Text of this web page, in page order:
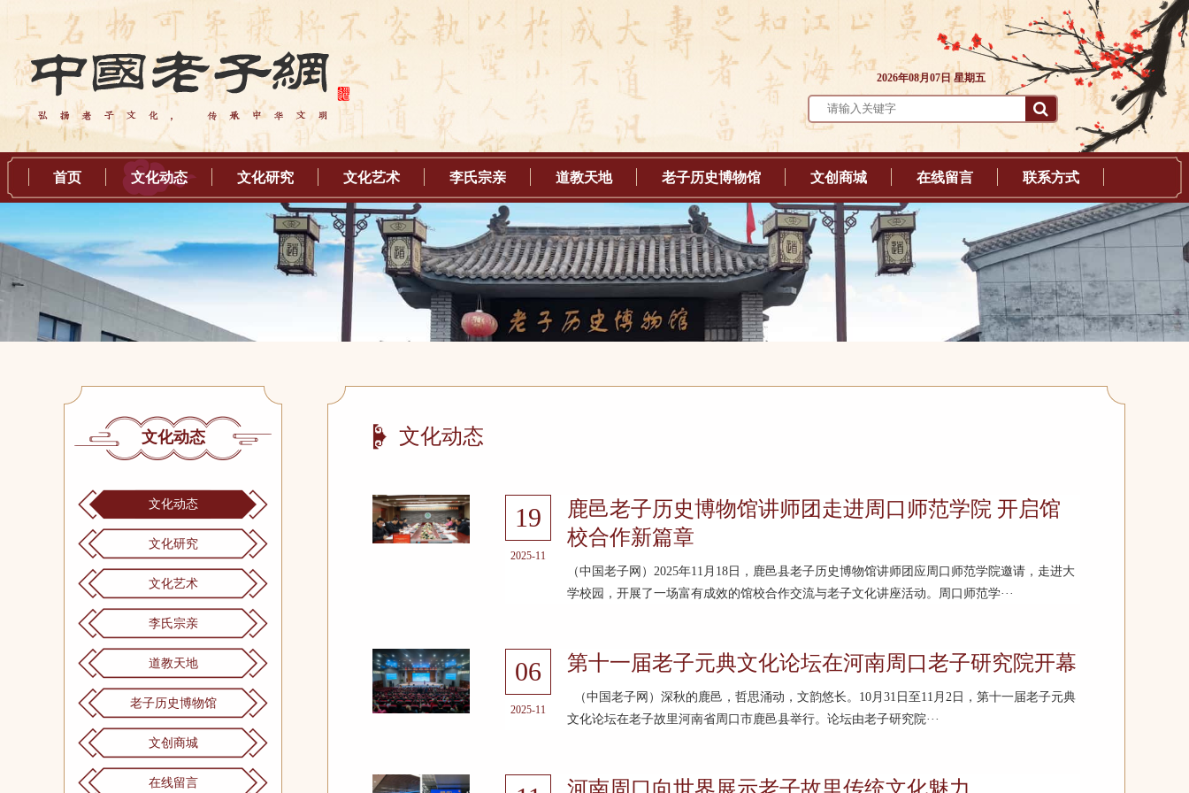
2026年08月07日 星期五
首页 文化动态 文化研究 文化艺术 李氏宗亲 道教天地 老子历史博物馆 文创商城 在线留言 联系方式
文化动态
文化动态
文化研究
文化艺术
李氏宗亲
道教天地
老子历史博物馆
文创商城
在线留言
文化动态
19
2025-11
鹿邑老子历史博物馆讲师团走进周口师范学院 开启馆
校合作新篇章
（中国老子网）2025年11月18日，鹿邑县老子历史博物馆讲师团应周口师范学院邀请，走进大
学校园，开展了一场富有成效的馆校合作交流与老子文化讲座活动。周口师范学···
06
2025-11
第十一届老子元典文化论坛在河南周口老子研究院开幕
（中国老子网）深秋的鹿邑，哲思涌动，文韵悠长。10月31日至11月2日，第十一届老子元典
文化论坛在老子故里河南省周口市鹿邑县举行。论坛由老子研究院···
河南周口向世界展示老子故里传统文化魅力